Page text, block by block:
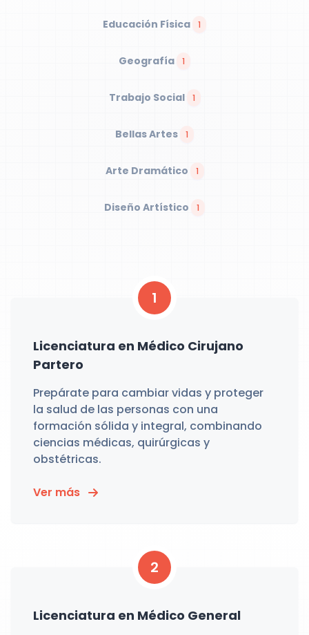
Educación Física 1
Geografía 1
Trabajo Social 1
Bellas Artes 1
Arte Dramático 1
Diseño Artístico 1
1
Licenciatura en Médico Cirujano
Partero
Prepárate para cambiar vidas y proteger
la salud de las personas con una
formación sólida y integral, combinando
ciencias médicas, quirúrgicas y
obstétricas.
Ver más
2
Licenciatura en Médico General